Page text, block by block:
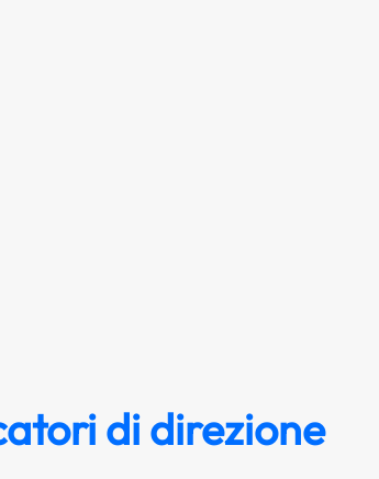
di direzione